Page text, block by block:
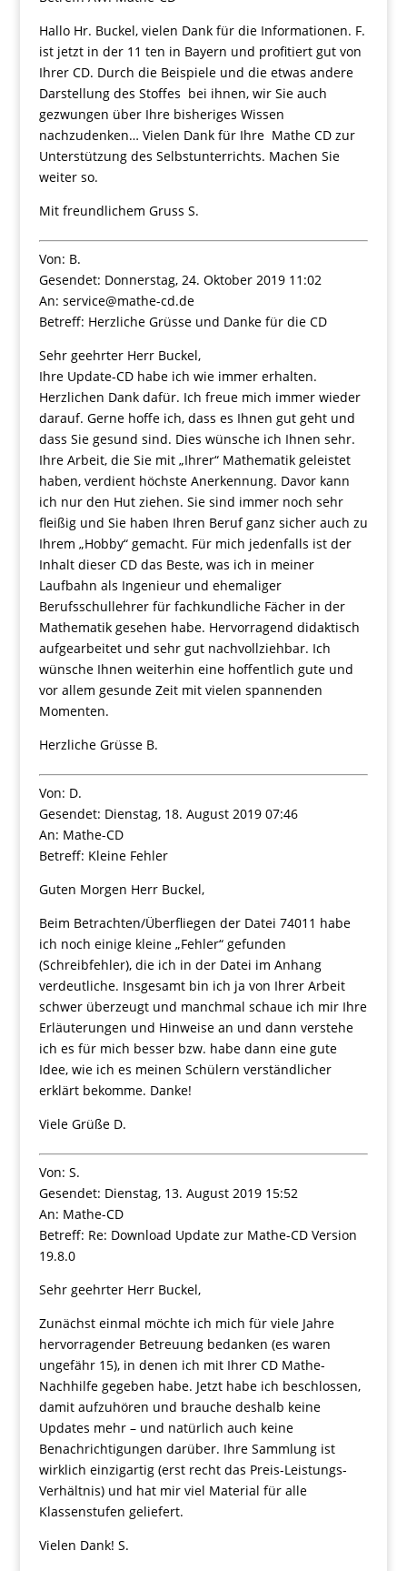
Hallo Hr. Buckel, vielen Dank für die Informationen. F.
ist jetzt in der 11 ten in Bayern und profitiert gut von
Ihrer CD. Durch die Beispiele und die etwas andere
Darstellung des Stoffes bei ihnen, wir Sie auch
gezwungen über Ihre bisheriges Wissen
nachzudenken… Vielen Dank für Ihre Mathe CD zur
Unterstützung des Selbstunterrichts. Machen Sie
weiter so.
Mit freundlichem Gruss S.
Von: B.
Gesendet: Donnerstag, 24. Oktober 2019 11:02
An: service@mathe-cd.de
Betreff: Herzliche Grüsse und Danke für die CD
Sehr geehrter Herr Buckel,
Ihre Update-CD habe ich wie immer erhalten.
Herzlichen Dank dafür. Ich freue mich immer wieder
darauf. Gerne hoffe ich, dass es Ihnen gut geht und
dass Sie gesund sind. Dies wünsche ich Ihnen sehr.
Ihre Arbeit, die Sie mit „Ihrer“ Mathematik geleistet
haben, verdient höchste Anerkennung. Davor kann
ich nur den Hut ziehen. Sie sind immer noch sehr
fleißig und Sie haben Ihren Beruf ganz sicher auch zu
Ihrem „Hobby“ gemacht. Für mich jedenfalls ist der
Inhalt dieser CD das Beste, was ich in meiner
Laufbahn als Ingenieur und ehemaliger
Berufsschullehrer für fachkundliche Fächer in der
Mathematik gesehen habe. Hervorragend didaktisch
aufgearbeitet und sehr gut nachvollziehbar. Ich
wünsche Ihnen weiterhin eine hoffentlich gute und
vor allem gesunde Zeit mit vielen spannenden
Momenten.
Herzliche Grüsse B.
Von: D.
Gesendet: Dienstag, 18. August 2019 07:46
An: Mathe-CD
Betreff: Kleine Fehler
Guten Morgen Herr Buckel,
Beim Betrachten/Überfliegen der Datei 74011 habe
ich noch einige kleine „Fehler“ gefunden
(Schreibfehler), die ich in der Datei im Anhang
verdeutliche. Insgesamt bin ich ja von Ihrer Arbeit
schwer überzeugt und manchmal schaue ich mir Ihre
Erläuterungen und Hinweise an und dann verstehe
ich es für mich besser bzw. habe dann eine gute
Idee, wie ich es meinen Schülern verständlicher
erklärt bekomme. Danke!
Viele Grüße D.
Von: S.
Gesendet: Dienstag, 13. August 2019 15:52
An: Mathe-CD
Betreff: Re: Download Update zur Mathe-CD Version
19.8.0
Sehr geehrter Herr Buckel,
Zunächst einmal möchte ich mich für viele Jahre
hervorragender Betreuung bedanken (es waren
ungefähr 15), in denen ich mit Ihrer CD Mathe-
Nachhilfe gegeben habe. Jetzt habe ich beschlossen,
damit aufzuhören und brauche deshalb keine
Updates mehr – und natürlich auch keine
Benachrichtigungen darüber. Ihre Sammlung ist
wirklich einzigartig (erst recht das Preis-Leistungs-
Verhältnis) und hat mir viel Material für alle
Klassenstufen geliefert.
Vielen Dank! S.